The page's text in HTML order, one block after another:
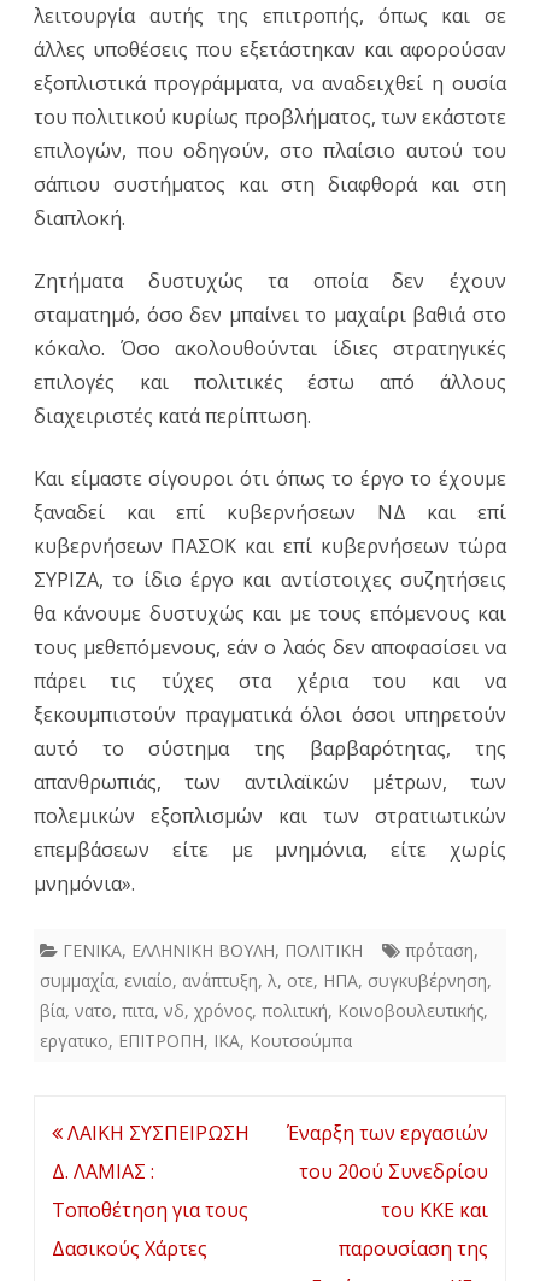
λειτουργία αυτής της επιτροπής, όπως και σε
άλλες υποθέσεις που εξετάστηκαν και αφορούσαν
εξοπλιστικά προγράμματα, να αναδειχθεί η ουσία
του πολιτικού κυρίως προβλήματος, των εκάστοτε
επιλογών, που οδηγούν, στο πλαίσιο αυτού του
σάπιου συστήματος και στη διαφθορά και στη
διαπλοκή.
Ζητήματα δυστυχώς τα οποία δεν έχουν
σταματημό, όσο δεν μπαίνει το μαχαίρι βαθιά στο
κόκαλο. Όσο ακολουθούνται ίδιες στρατηγικές
επιλογές και πολιτικές έστω από άλλους
διαχειριστές κατά περίπτωση.
Και είμαστε σίγουροι ότι όπως το έργο το έχουμε
ξαναδεί και επί κυβερνήσεων ΝΔ και επί
κυβερνήσεων ΠΑΣΟΚ και επί κυβερνήσεων τώρα
ΣΥΡΙΖΑ, το ίδιο έργο και αντίστοιχες συζητήσεις
θα κάνουμε δυστυχώς και με τους επόμενους και
τους μεθεπόμενους, εάν ο λαός δεν αποφασίσει να
πάρει τις τύχες στα χέρια του και να
ξεκουμπιστούν πραγματικά όλοι όσοι υπηρετούν
αυτό το σύστημα της βαρβαρότητας, της
απανθρωπιάς, των αντιλαϊκών μέτρων, των
πολεμικών εξοπλισμών και των στρατιωτικών
επεμβάσεων είτε με μνημόνια, είτε χωρίς
μνημόνια».
ΓΕΝΙΚΑ, ΕΛΛΗΝΙΚΗ ΒΟΥΛΗ, ΠΟΛΙΤΙΚΗ πρόταση,
συμμαχία, ενιαίο, ανάπτυξη, λ, οτε, ΗΠΑ, συγκυβέρνηση,
βία, νατο, πιτα, νδ, χρόνος, πολιτική, Κοινοβουλευτικής,
εργατικο, ΕΠΙΤΡΟΠΗ, ΙΚΑ, Κουτσούμπα
Πλοήγηση
άρθρων
ΛΑΙΚΗ ΣΥΣΠΕΙΡΩΣΗ
Δ. ΛΑΜΙΑΣ :
Τοποθέτηση για τους
Δασικούς Χάρτες
Έναρξη των εργασιών
του 20ού Συνεδρίου
του ΚΚΕ και
παρουσίαση της